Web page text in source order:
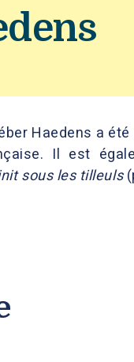
Haedens a
Il est
sous les tilleuls